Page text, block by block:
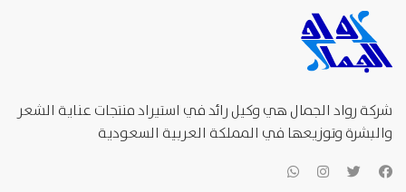
شركة رواد الجمال هي وكيل رائد في استيراد منتجات عناية الشعر
والبشرة وتوزيعها في المملكة العربية السعودية